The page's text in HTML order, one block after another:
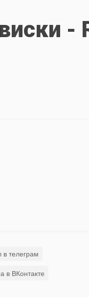
-
в телеграм
в ВКонтакте